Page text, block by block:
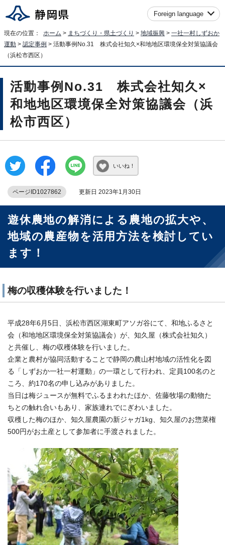
Foreign language
現在の位置： ホーム > まちづくり・県土づくり > 地域振興 > 一社一村しずおか
運動 > 認定事例 > 活動事例No.31 株式会社知久×和地地区環境保全対策協議会
（浜松市西区）
活動事例No.31 株式会社知久×
和地地区環境保全対策協議会（浜
松市西区）
いいね！
ページID1027862 更新日 2023年1月30日
遊休農地の解消による農地の拡大や、
地域の農産物を活用方法を検討してい
ます！
梅の収穫体験を行いました！
平成28年6月5日、浜松市西区湖東町アソガ谷にて、和地ふるさと
会（和地地区環境保全対策協議会）が、知久屋（株式会社知久）
と共催し、梅の収穫体験を行いました。
企業と農村が協同活動することで静岡の農山村地域の活性化を図
る「しずおか一社一村運動」の一環として行われ、定員100名のと
ころ、約170名の申し込みがありました。
当日は梅ジュースが無料でふるまわれたほか、佐藤牧場の動物た
ちとの触れ合いもあり、家族連れでにぎわいました。
収穫した梅のほか、知久屋農園の新ジャガ1kg、知久屋のお惣菜権
500円がお土産として参加者に手渡されました。